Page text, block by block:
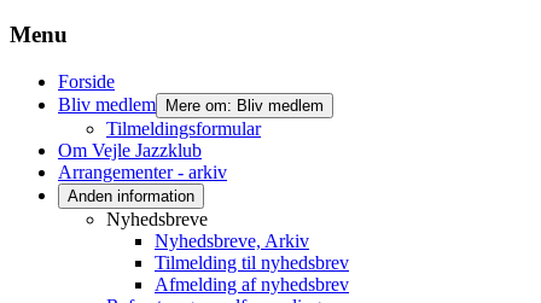
Menu
Forside
Bliv medlem
Mere om: Bliv medlem
Tilmeldingsformular
Om Vejle Jazzklub
Arrangementer - arkiv
Anden information
Nyhedsbreve
Nyhedsbreve, Arkiv
Tilmelding til nyhedsbrev
Afmelding af nyhedsbrev